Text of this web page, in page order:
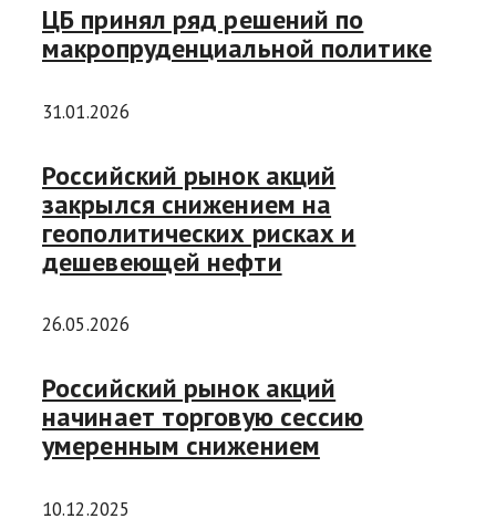
ЦБ принял ряд решений по
макропруденциальной политике
31.01.2026
Российский рынок акций
закрылся снижением на
геополитических рисках и
дешевеющей нефти
26.05.2026
Российский рынок акций
начинает торговую сессию
умеренным снижением
10.12.2025